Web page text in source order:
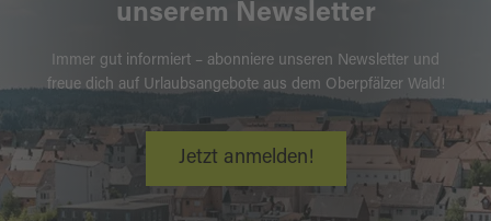
unserem Newsletter
Immer gut informiert – abonniere unseren Newsletter und
freue dich auf Urlaubsangebote aus dem Oberpfälzer Wald!
Jetzt anmelden!